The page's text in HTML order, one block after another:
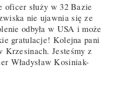
oficer służy w 32 Bazie
nie ujawnia się ze
odbyła w USA i może
gratulacje! Kolejna pani
Jesteśmy z
Władysław Kosiniak-